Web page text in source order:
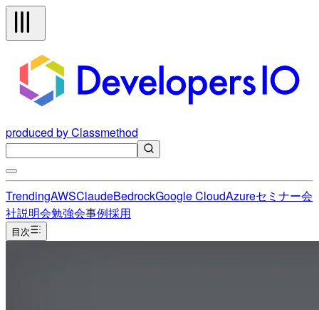
produced by Classmethod
TrendingAWSClaudeBedrockGoogle CloudAzureセミナー会
社説明会勉強会事例採用
目次